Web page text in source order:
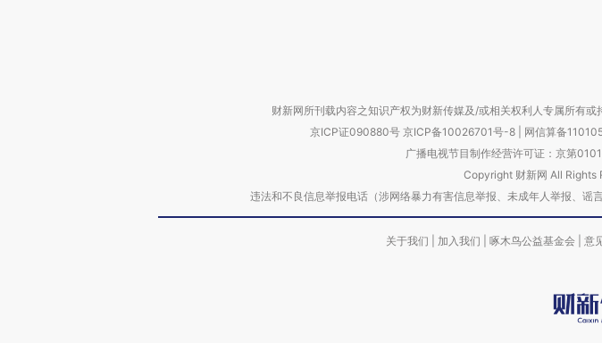
财新网所刊载内容之知识产权为财新传媒及/或相关权利人专属所有
京ICP证090880号 京ICP备10026701号-8 网信算备
广播电视节目制作经营许可证：京第
Copyright 财新网 All Rights
违法和不良信息举报电话（涉网络暴力有害信息举报、未成年人举报
关于我们 加入我们 啄木鸟公益基金会 意